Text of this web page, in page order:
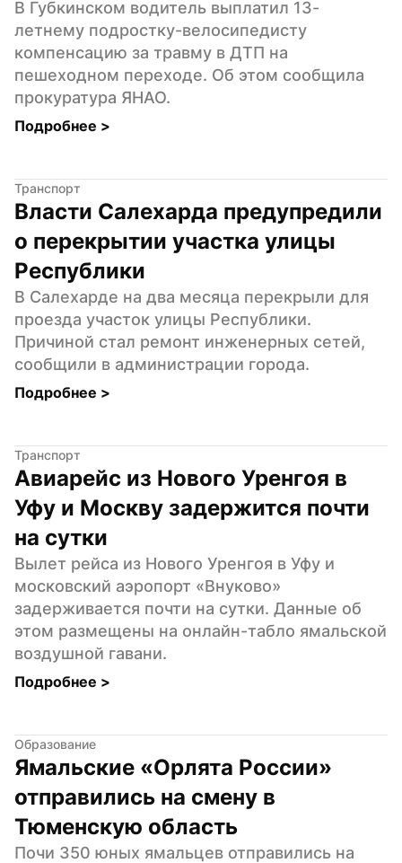
В Губкинском водитель выплатил 13-
летнему подростку-велосипедисту
компенсацию за травму в ДТП на
пешеходном переходе. Об этом сообщила
прокуратура ЯНАО.
Подробнее >
Транспорт
Власти Салехарда предупредили
о перекрытии участка улицы
Республики
В Салехарде на два месяца перекрыли для
проезда участок улицы Республики.
Причиной стал ремонт инженерных сетей,
сообщили в администрации города.
Подробнее >
Транспорт
Авиарейс из Нового Уренгоя в
Уфу и Москву задержится почти
на сутки
Вылет рейса из Нового Уренгоя в Уфу и
московский аэропорт «Внуково»
задерживается почти на сутки. Данные об
этом размещены на онлайн-табло ямальской
воздушной гавани.
Подробнее >
Образование
Ямальские «Орлята России»
отправились на смену в
Тюменскую область
Почи 350 юных ямальцев отправились на